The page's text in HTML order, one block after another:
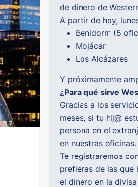
de dinero de
A partir de hoy,
Benidorm (5
Mojácar
Los Alcázares
Y próximamente
¿Para qué sirve
Gracias a los
meses, si tu hij@
persona en el
en nuestras oficinas.
Te registraremos
prefieras de las que
el dinero en la